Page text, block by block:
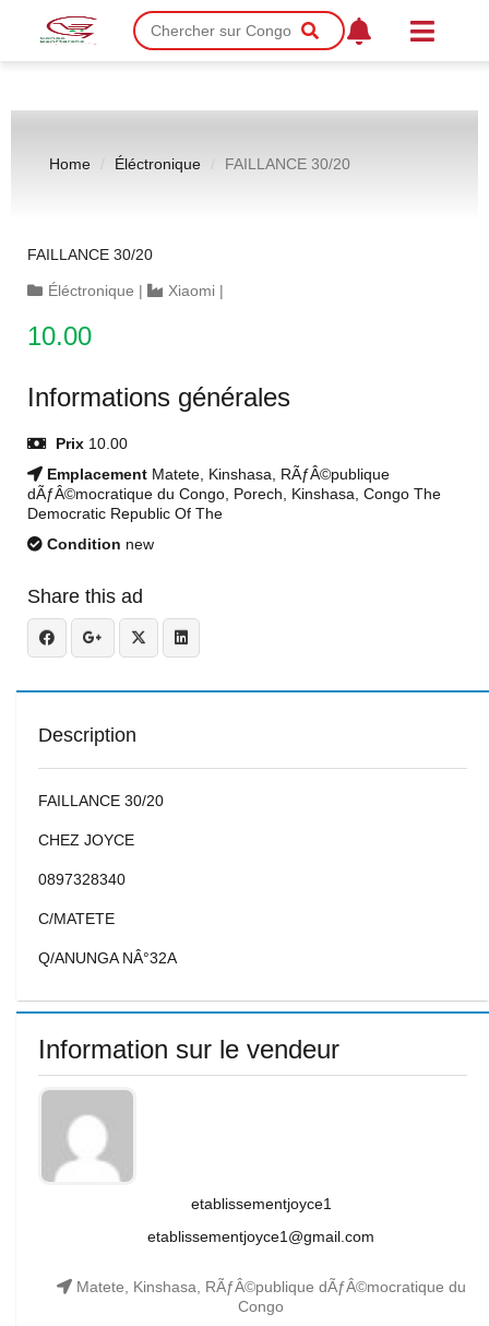
Home Éléctronique FAILLANCE 30/20
FAILLANCE 30/20
Éléctronique | Xiaomi |
10.00
Informations générales
Prix 10.00
Emplacement Matete, Kinshasa, RÃƒÂ©publique
dÃƒÂ©mocratique du Congo, Porech, Kinshasa, Congo The
Democratic Republic Of The
Condition new
Share this ad
Description
FAILLANCE 30/20
CHEZ JOYCE
0897328340
C/MATETE
Q/ANUNGA NÂ°32A
Information sur le vendeur
etablissementjoyce1
etablissementjoyce1@gmail.com
Matete, Kinshasa, RÃƒÂ©publique dÃƒÂ©mocratique du
Congo